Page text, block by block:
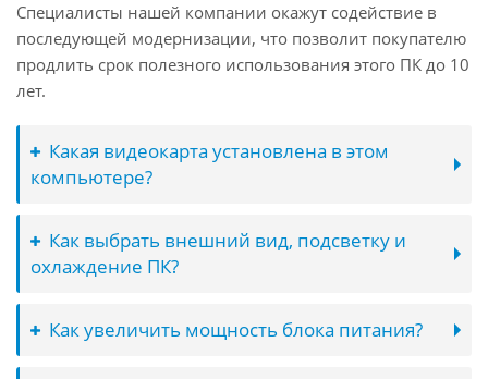
Специалисты нашей компании окажут содействие в
последующей модернизации, что позволит покупателю
продлить срок полезного использования этого ПК до 10
лет.
Какая видеокарта установлена в этом
компьютере?
Как выбрать внешний вид, подсветку и
охлаждение ПК?
Как увеличить мощность блока питания?